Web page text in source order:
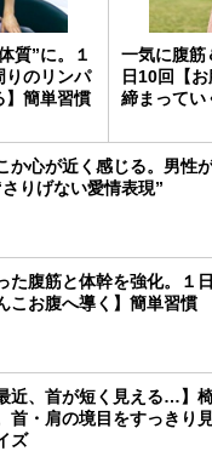
質”に。１
りのリンパ
】簡単習慣
一気に腹筋
日10回【
締まってい
か心が近く感じる。男性
さりげない愛情表現”
た腹筋と体幹を強化。１
こお腹へ導く】簡単習慣
最近、首が短く見える…】
首・肩の境目をすっきり
ズ